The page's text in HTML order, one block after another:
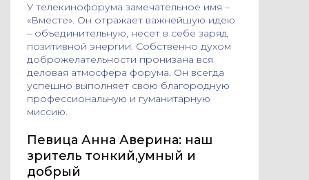
У телекинофорума замечательное имя –
«Вместе». Он отражает важнейшую идею
– объединительную, несет в себе заряд
позитивной энергии. Собственно духом
доброжелательности пронизана вся
деловая атмосфера форума. Он всегда
успешно выполняет свою благородную
профессиональную и гуманитарную
миссию.
Певица Анна Аверина: наш
зритель тонкий,умный и
добрый